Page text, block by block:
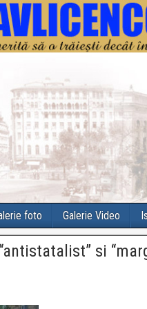
foto Galerie Video
si